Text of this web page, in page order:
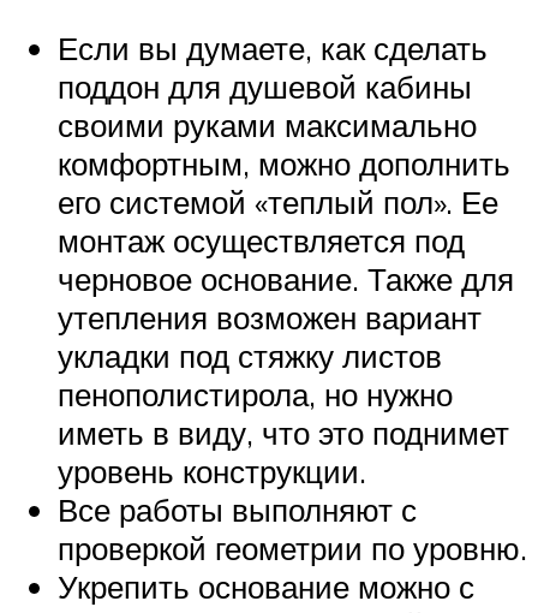
Если вы думаете, как сделать
поддон для душевой кабины
своими руками максимально
комфортным, можно дополнить
его системой «теплый пол». Ее
монтаж осуществляется под
черновое основание. Также для
утепления возможен вариант
укладки под стяжку листов
пенополистирола, но нужно
иметь в виду, что это поднимет
уровень конструкции.
Все работы выполняют с
проверкой геометрии по уровню.
Укрепить основание можно с